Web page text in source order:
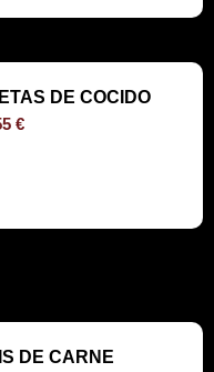
DE COCIDO
€
DE CARNE